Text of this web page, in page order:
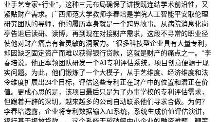
业手艺专家+行业”，这种三元布局确保了讲授既连结学术前沿性，又
紧贴财产需求。广西师范大学教师李春培是学院人工智能平安取伦理
研究团队的导师，他的履历本身就是一个跨界故事。从病院消息化岗
亭告退后读研、读博，再到现在对接财产需求，这段不寻常的职业径
使他对财产痛点有着灵敏的洞察力。“很多科技型企业具有大量专利，
却因缺乏固定资产而难以获得银行贷款，这就是财产的痛点之一。”李
春培说，他正率领团队研发一个AI专利评估系统，项目创意便源于现
实问题。为此，他们锻炼了一个大模子，从手艺维度、经济维度和法
令维度扩展出24个目标，评估这些专利正在财产中的位置和潜正在价
值。更成心思的是，该项目最后只是为了办事学校的专利评估需求，
但跟着开辟的深切，越来越多的公司自动联系他们寻求合做。为何？
李春培透露，企业将专利数据输入AI系统，系统生成价值评估演讲，